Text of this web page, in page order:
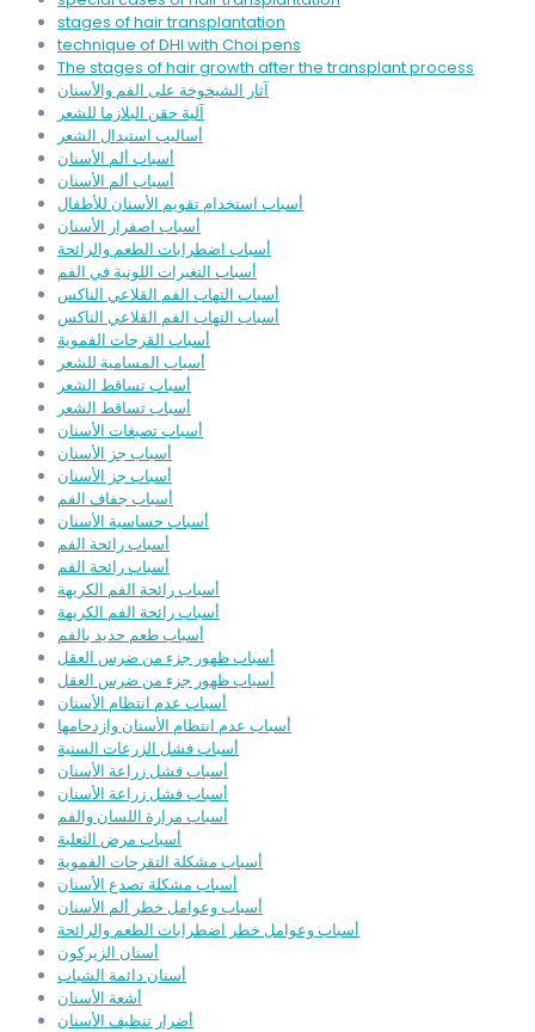
stages of hair transplantation
technique of DHI with Choi pens
The stages of hair growth after the transplant process
آثار الشيخوخة على الفم والأسنان
آلية حقن البلازما للشعر
أساليب استبدال الشعر
أسباب ألم الأسنان
أسباب ألم الأسنان
أسباب استخدام تقويم الأسنان للأطفال
أسباب اصفرار الأسنان
أسباب اضطرابات الطعم والرائحة
أسباب التغيرات اللونية في الفم
أسباب التهاب الفم القلاعي الناكس
أسباب التهاب الفم القلاعي الناكس
أسباب القرحات الفموية
أسباب المسامية للشعر
أسباب تساقط الشعر
أسباب تساقط الشعر
أسباب تصبغات الأسنان
أسباب جز الأسنان
أسباب جز الأسنان
أسباب جفاف الفم
أسباب حساسية الأسنان
أسباب رائحة الفم
أسباب رائحة الفم
أسباب رائحة الفم الكريهة
أسباب رائحة الفم الكريهة
أسباب طعم حديد بالفم
أسباب ظهور جزء من ضرس العقل
أسباب ظهور جزء من ضرس العقل
أسباب عدم انتظام الأسنان
أسباب عدم انتظام الأسنان وازدحامها
أسباب فشل الزرعات السنية
أسباب فشل زراعة الأسنان
أسباب فشل زراعة الأسنان
أسباب مرارة اللسان والفم
أسباب مرض الثعلبة
أسباب مشكلة التقرحات الفموية
أسباب مشكلة تصدع الأسنان
أسباب وعوامل خطر ألم الأسنان
أسباب وعوامل خطر اضطرابات الطعم والرائحة
أسنان الزيركون
أسنان دائمة الشباب
أشعة الأسنان
أضرار تنظيف الأسنان